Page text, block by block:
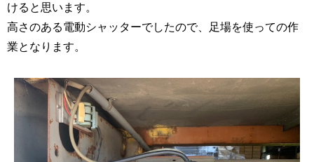
けると思います。
高さのある電動シャッターでしたので、足場を使っての作
業となります。